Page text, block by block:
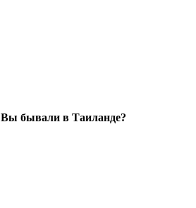
Вы бывали в Таиланде?